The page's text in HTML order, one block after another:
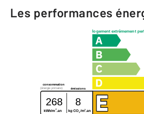
Les performances
logement extrêmement
consommation
émissions
(énergie primaire)
268 8
kWh/m2.an kg CO2/m2 .an